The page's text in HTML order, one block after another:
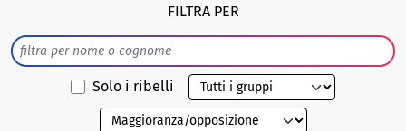
FILTRA PER
Solo i ribelli